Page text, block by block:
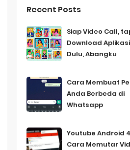
AndaRecent Posts
Siap Video Call,
Download
Dulu, Abangku
Cara Membuat
Anda Berbeda di
Whatsapp
Youtube Android
Cara Memutar